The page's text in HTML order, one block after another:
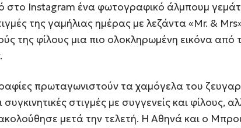
στο Instagram ένα φωτογραφικό άλμπουμ
της γαμήλιας ημέρας με λεζάντα «Mr. &
της φίλους μια πιο ολοκληρωμένη εικόνα από
πρωταγωνιστούν τα χαμόγελα του
συγκινητικές στιγμές με συγγενείς και φίλους,
μετά την τελετή. Η Αθηνά και ο